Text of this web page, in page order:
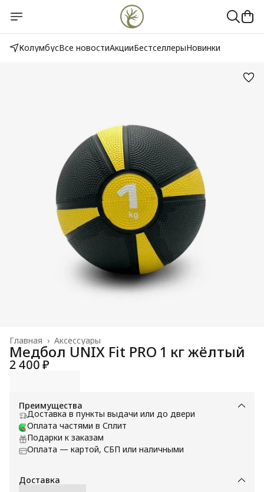
КолумбусВсе новостиАкцииБестселлерыНовинки
Аксессуары
Главная ›
Медбол UNIX Fit PRO 1 кг жёлтый
2 400 ₽
Преимущества
Доставка в пункты выдачи или до двери
Оплата частями в Сплит
Подарки к заказам
Оплата — картой, СБП или наличными
Доставка